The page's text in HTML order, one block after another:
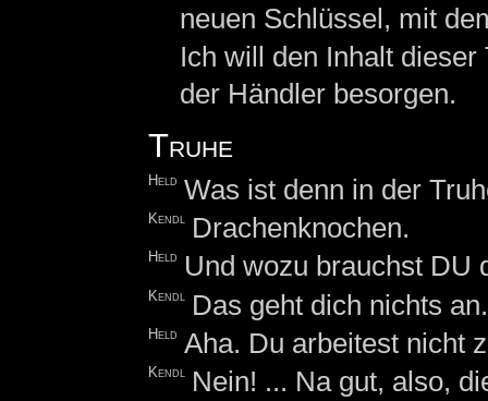
neuen Schlüssel, mit
Ich will den Inhalt
der Händler besorgen.
Truhe
Held Was ist denn in der
Kendl Drachenknochen.
Held Und wozu brauchst DU
Kendl Das geht dich nichts an.
Held Aha. Du arbeitest nicht
Kendl Nein! ... Na gut, also,